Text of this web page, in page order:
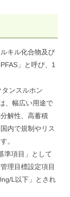
キル化合物及び
」と呼び、1
ンスルホン
、幅広い用途で
解性、高蓄積
内で規制やリス
。
準項目」として
理目標設定項目
L以下」とされ